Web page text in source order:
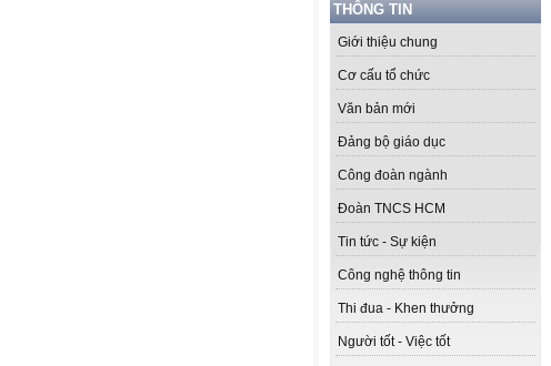
THÔNG TIN
Giới thiệu chung
Cơ cấu tổ chức
Văn bản mới
Đảng bộ giáo dục
Công đoàn ngành
Đoàn TNCS HCM
Tin tức - Sự kiện
Công nghệ thông tin
Thi đua - Khen thưởng
Người tốt - Việc tốt